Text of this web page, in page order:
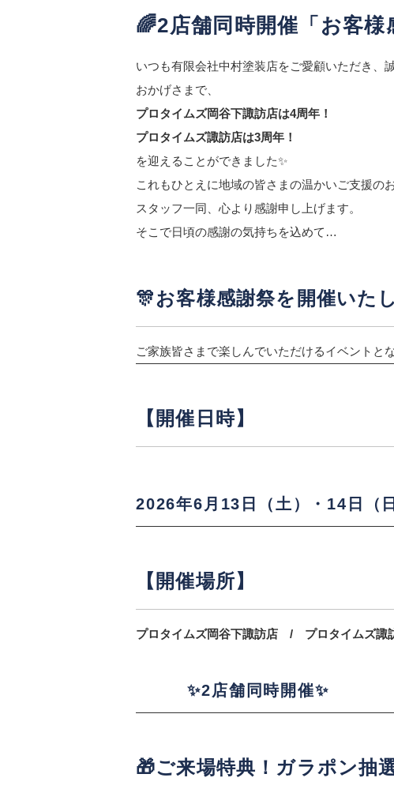
🌈2店舗同時開催「お客
いつも有限会社中村塗装店をご愛顧いただき、
おかげさまで、
プロタイムズ岡谷下諏訪店は4周年！
プロタイムズ諏訪店は3周年！
を迎えることができました✨
これもひとえに地域の皆さまの温かいご支援の
スタッフ一同、心より感謝申し上げます。
そこで日頃の感謝の気持ちを込めて…
🎊お客様感謝祭を開催いた
ご家族皆さまで楽しんでいただけるイベントと
【開催日時】
2026年6月13日（土）・14日（
【開催場所】
プロタイムズ岡谷下諏訪店 / プロタイムズ諏
✨2店舗同時開催✨
🎁ご来場特典！ガラポン抽